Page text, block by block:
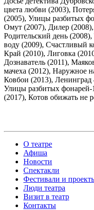
цвета любви (2003),
(2005), Улицы разбитых
Омут (2007), Дилер
Родительский день
воду (2009), Счастливый
Край (2010), Лиговка
Дознаватель (2011),
мачеха (2012), Наружное
Ковбои (2013),
Улицы разбитых
(2017), Котов обижать не
О театре
Афиша
Новости
Спектакли
Фестивали и
Люди театра
Визит в театр
Контакты